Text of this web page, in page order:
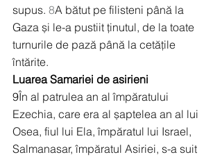
supus. 8A bătut pe filisteni până la
Gaza și le-a pustiit ținutul, de la toate
turnurile de pază până la cetățile
întărite.
Luarea Samariei de asirieni
9În al patrulea an al împăratului
Ezechia, care era al șaptelea an al lui
Osea, fiul lui Ela, împăratul lui Israel,
Salmanasar, împăratul Asiriei, s-a suit